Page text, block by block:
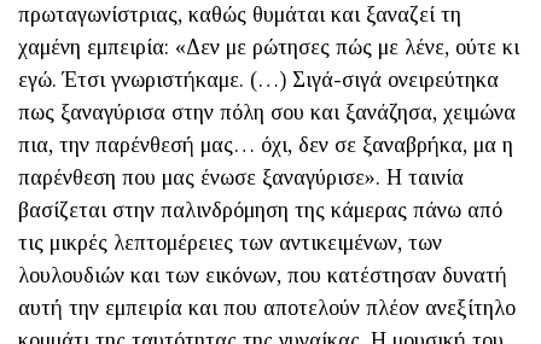
πρωταγωνί­στριας, καθώς θυμάται και ξαναζεί τη
χαμένη εμπειρία: «Δεν με ρώτησες πώς με λένε, ούτε κι
εγώ. Έτσι γνωριστήκαμε. (…) Σιγά-σιγά ονειρεύτηκα
πως ξαναγύρισα στην πόλη σου και ξανάζησα, χειμώνα
πια, την παρέν­θεσή μας… όχι, δεν σε ξαναβρήκα, μα η
παρένθεση που μας ένωσε ξαναγύρισε». Η ταινία
βασίζεται στην παλινδρόμηση της κάμερας πάνω από
τις μικρές λεπτομέρειες των αντικειμένων, των
λουλουδιών και των εικόνων, που κατέστησαν δυνατή
αυτή την εμπειρία και που αποτελούν πλέον ανεξίτηλο